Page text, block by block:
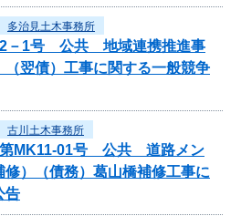
多治見土木事務所
－1号 公共 地域連携推進事
翌債）工事に関する一般競争
古川土木事務所
第MK11-01号 公共 道路メン
）（債務）葛山橋補修工事に
告